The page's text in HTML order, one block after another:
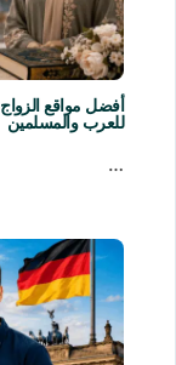
للعرب والمسلمين
…